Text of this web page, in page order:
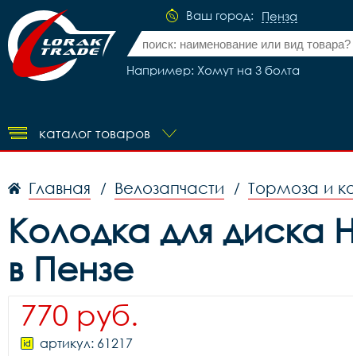
Ваш город: Пенза
Например: Хомут на 3 болта
каталог товаров
Главная / Велозапчасти / Тормоза и
Колодка для диска
в Пензе
770 руб.
артикул: 61217